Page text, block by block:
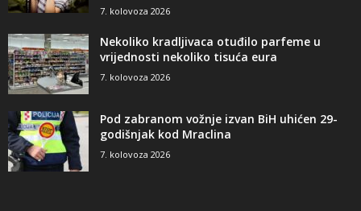
7. kolovoza 2026
Nekoliko kradljivaca otuđilo parfeme u
vrijednosti nekoliko tisuća eura
7. kolovoza 2026
Pod zabranom vožnje izvan BiH uhićen 29-
godišnjak kod Mraclina
7. kolovoza 2026